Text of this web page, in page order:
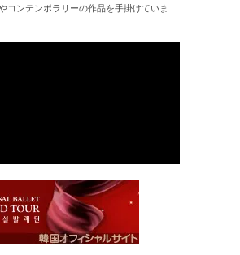
コンテンポラリーの作品を手掛けていま